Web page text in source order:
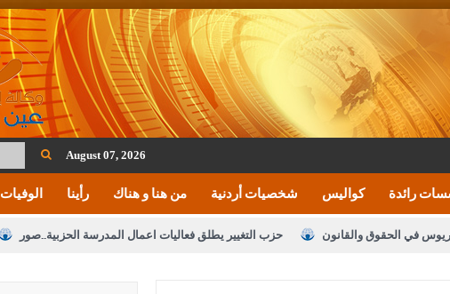
August 07, 2026
الوفيات رأينا من هنا و هناك شخصيات أردنية كواليس رائدة
حزب التغيير يطلق فعاليات اعمال المدرسة الحزبية..صور في الحقوق والقانون